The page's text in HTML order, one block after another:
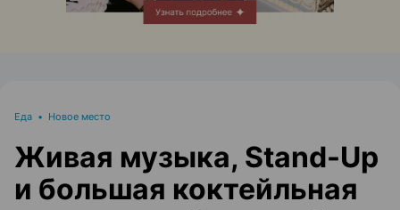
Еда • Новое место
Живая музыка, Stand-Up
и большая коктейльная